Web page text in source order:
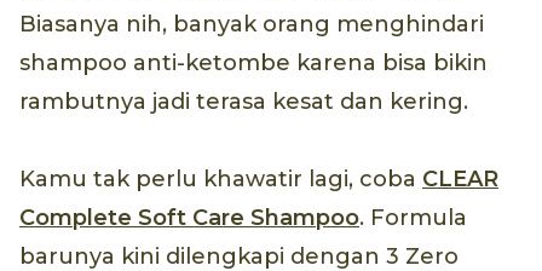
Biasanya nih, banyak orang menghindari
shampoo anti-ketombe karena bisa bikin
rambutnya jadi terasa kesat dan kering.
Kamu tak perlu khawatir lagi, coba CLEAR
Complete Soft Care Shampoo. Formula
barunya kini dilengkapi dengan 3 Zero